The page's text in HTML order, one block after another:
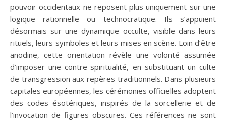
pouvoir occidentaux ne reposent plus uniquement sur une
logique rationnelle ou technocratique. Ils s’appuient
désormais sur une dynamique occulte, visible dans leurs
rituels, leurs symboles et leurs mises en scène. Loin d’être
anodine, cette orientation révèle une volonté assumée
d’imposer une contre-spiritualité, en substituant un culte
de transgression aux repères traditionnels. Dans plusieurs
capitales européennes, les cérémonies officielles adoptent
des codes ésotériques, inspirés de la sorcellerie et de
l’invocation de figures obscures. Ces références ne sont